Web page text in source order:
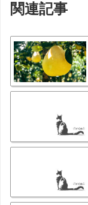
関連記事